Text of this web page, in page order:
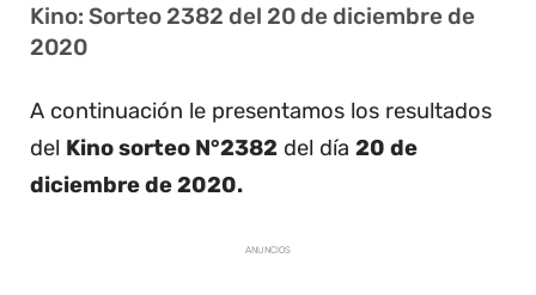
Kino: Sorteo 2382 del 20 de diciembre de
2020
A continuación le presentamos los resultados
del Kino sorteo N°2382 del día 20 de
diciembre de 2020.
ANUNCIOS